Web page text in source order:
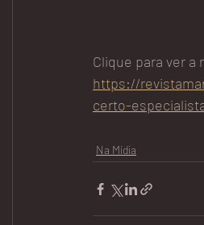
Clique para ver a
https://
certo-
Na Mídia